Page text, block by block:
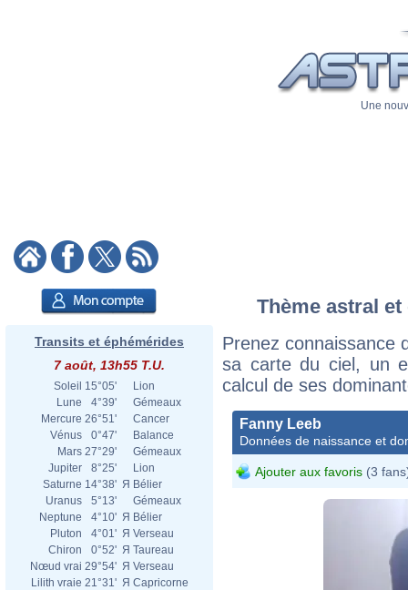
Une
Transits et éphémérides
7 août, 13h55 T.U.
Soleil 15°05'
Lion
Lune
4°39'
Gémeaux
Mercure 26°51'
Cancer
Vénus
0°47'
Balance
Mars 27°29'
Gémeaux
Jupiter
8°25'
Lion
Saturne 14°38' Я Bélier
Uranus
5°13'
Gémeaux
Neptune
4°10' Я Bélier
Pluton
4°01' Я Verseau
Chiron
0°52' Я Taureau
Nœud vrai 29°54' Я Verseau
Lilith vraie 21°31' Я Capricorne
Thème astral
Prenez connaissance
sa carte du ciel, un
calcul de ses
Fanny Leeb
Données de naissance et
Ajouter aux favoris (3